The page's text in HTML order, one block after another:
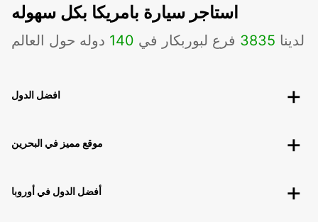
استاجر سيارة بامريكا بكل سهوله
لدينا 3835 فرع لبوربكار في 140 دوله حول العالم
افضل الدول
موقع مميز في البحرين
أفضل الدول في أوروبا